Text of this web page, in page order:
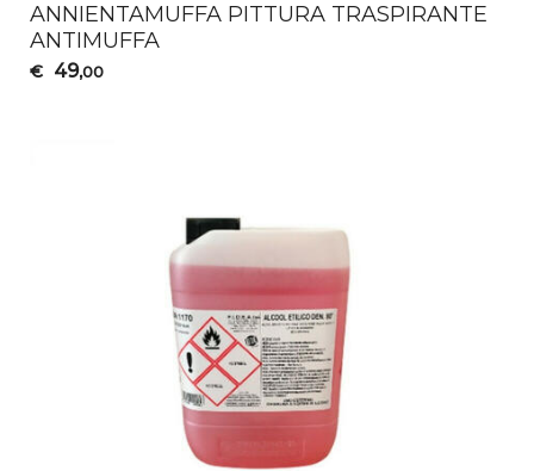
ANNIENTAMUFFA PITTURA TRASPIRANTE
ANTIMUFFA
€ 49,00